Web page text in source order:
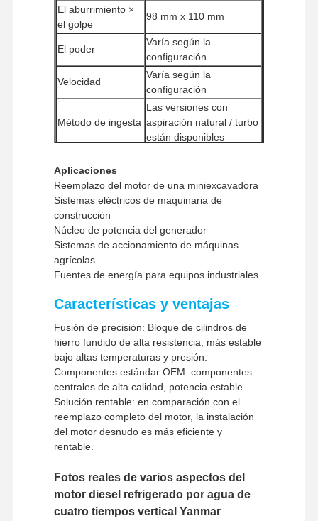
Inicio Productos
Espectáculo
De RV
Sobre
Nosotros
Visita A La
Fábrica
Control De
Calidad
Noticias
El aburrimiento ×
el golpe
98 mm x 110 mm
El poder
Varía según la
configuración
Velocidad
Varía según la
configuración
Método de ingesta
Las versiones con
aspiración natural / turbo
están disponibles
combustión
Método de
enfriamiento
Con un contenido de
aluminio superior o igual
Cantidad mínima
de pedido
1 pieza
Métodos de pago
empresas de servicios
de telecomunicaciones,
el importe de la ayuda
será el siguiente:
Métodos de envío
UPS / DHL / EMS / TNT /
FedEx
Aplicaciones
Reemplazo del motor de una miniexcavadora
Sistemas eléctricos de maquinaria de
construcción
Núcleo de potencia del generador
Sistemas de accionamiento de máquinas
agrícolas
Fuentes de energía para equipos industriales
Características y ventajas
Fusión de precisión: Bloque de cilindros de
hierro fundido de alta resistencia, más estable
bajo altas temperaturas y presión.
Componentes estándar OEM: componentes
centrales de alta calidad, potencia estable.
Solución rentable: en comparación con el
reemplazo completo del motor, la instalación
del motor desnudo es más eficiente y
rentable.
Fotos reales de varios aspectos del
motor diesel refrigerado por agua de
cuatro tiempos vertical Yanmar